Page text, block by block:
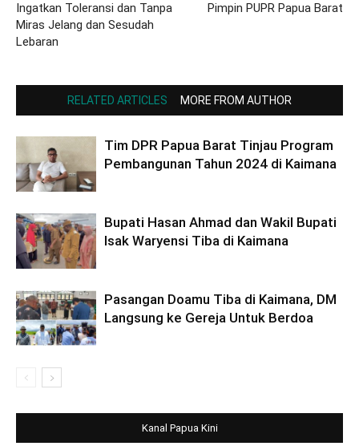
Ingatkan Toleransi dan Tanpa
Miras Jelang dan Sesudah
Lebaran
Pimpin PUPR Papua Barat
RELATED ARTICLES MORE FROM AUTHOR
Tim DPR Papua Barat Tinjau Program
Pembangunan Tahun 2024 di Kaimana
Bupati Hasan Ahmad dan Wakil Bupati
Isak Waryensi Tiba di Kaimana
Pasangan Doamu Tiba di Kaimana, DM
Langsung ke Gereja Untuk Berdoa
Kanal Papua Kini